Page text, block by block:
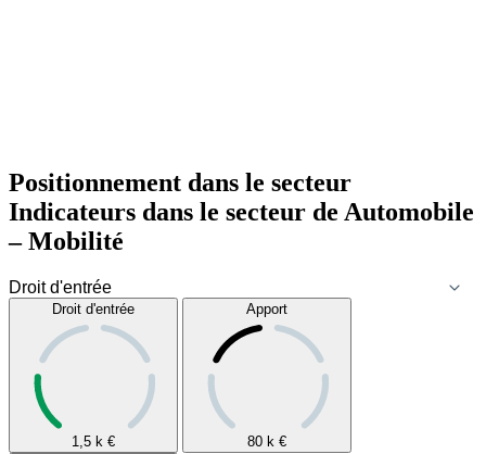
Positionnement dans le secteur
Indicateurs dans le secteur de Automobile
– Mobilité
Droit d'entrée
1,5 k €
Apport
80 k €